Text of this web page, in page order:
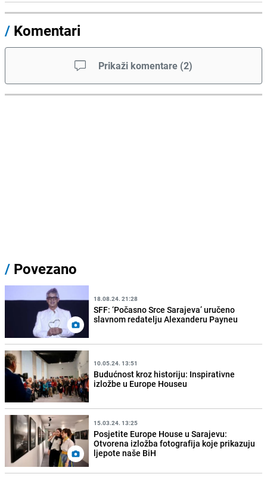
/ Komentari
Prikaži komentare (2)
/ Povezano
18.08.24. 21:28
SFF: ‘Počasno Srce Sarajeva’ uručeno
slavnom redatelju Alexanderu Payneu
10.05.24. 13:51
Budućnost kroz historiju: Inspirativne
izložbe u Europe Houseu
15.03.24. 13:25
Posjetite Europe House u Sarajevu:
Otvorena izložba fotografija koje prikazuju
ljepote naše BiH